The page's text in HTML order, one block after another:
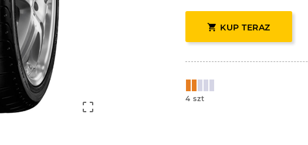

 KUP TERAZ
4 szt